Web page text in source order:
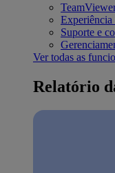
Suporte e
Ver todas as
Relatório